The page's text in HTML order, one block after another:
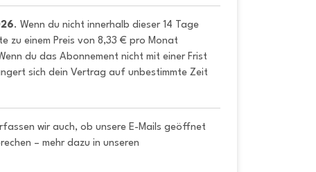
. Wenn du nicht innerhalb dieser 14 Tage
zu einem Preis von 8,33 € pro Monat
du das Abonnement nicht mit einer Frist
sich dein Vertrag auf unbestimmte Zeit
wir auch, ob unsere E-Mails geöffnet
– mehr dazu in unseren